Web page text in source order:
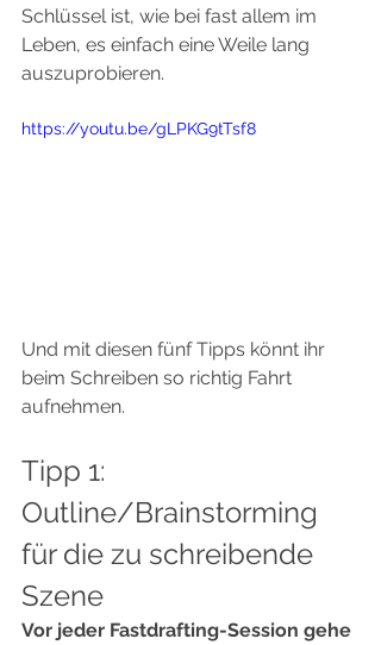
Schlüssel ist, wie bei fast allem im
Leben, es einfach eine Weile lang
auszuprobieren.
https://youtu.be/gLPKG9tTsf8
Und mit diesen fünf Tipps könnt ihr
beim Schreiben so richtig Fahrt
aufnehmen.
Tipp 1:
Outline/Brainstorming
für die zu schreibende
Szene
Vor jeder Fastdrafting-Session gehe